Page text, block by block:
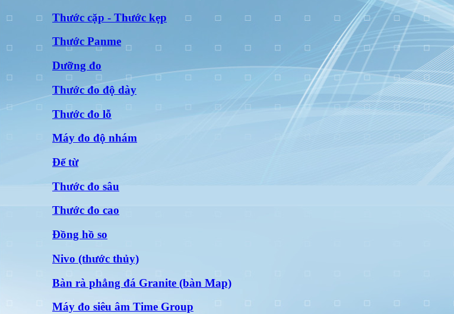
Thước cặp - Thước kẹp
Thước Panme
Dưỡng đo
Thước đo độ dày
Thước đo lỗ
Máy đo độ nhám
Đế từ
Thước đo sâu
Thước đo cao
Đồng hồ so
Nivo (thước thủy)
Bàn rà phẳng đá Granite (bàn Map)
Máy đo siêu âm Time Group